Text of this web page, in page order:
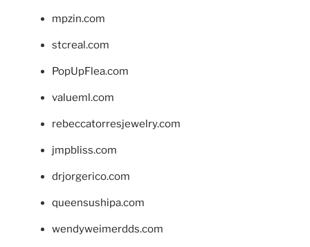
mpzin.com
stcreal.com
PopUpFlea.com
valueml.com
rebeccatorresjewelry.com
jmpbliss.com
drjorgerico.com
queensushipa.com
wendyweimerdds.com